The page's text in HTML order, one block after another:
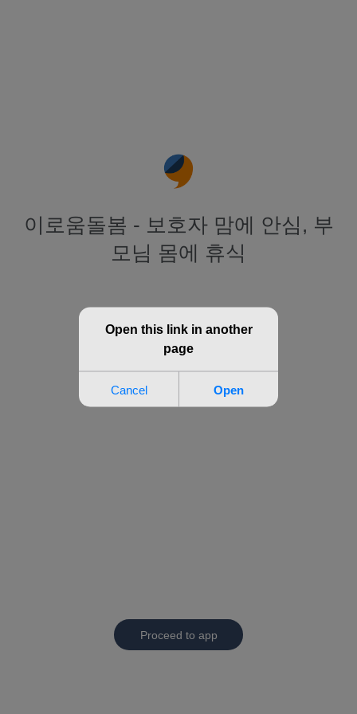
이로움돌봄 - 보호자 맘에 안심, 부
모님 몸에 휴식
Proceed to app